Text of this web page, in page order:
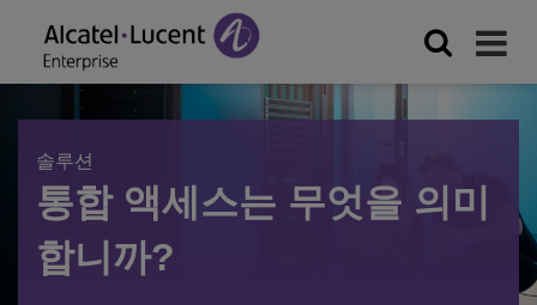
솔루션
통합 액세스는 무엇을 의미
합니까?